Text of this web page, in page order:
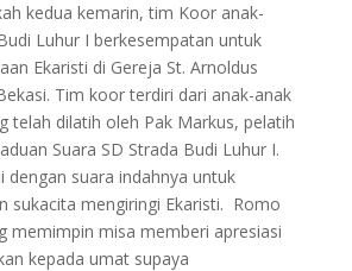
kedua kemarin, tim Koor anak-
Luhur I berkesempatan untuk
Ekaristi di Gereja St. Arnoldus
Tim koor terdiri dari anak-anak
telah dilatih oleh Pak Markus, pelatih
Suara SD Strada Budi Luhur I.
dengan suara indahnya untuk
sukacita mengiringi Ekaristi. Romo
memimpin misa memberi apresiasi
kepada umat supaya